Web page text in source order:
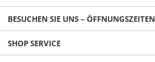
Ich habe die
BESUCHEN SIE UNS – ÖFFNUNGSZEITEN
SHOP SERVICE